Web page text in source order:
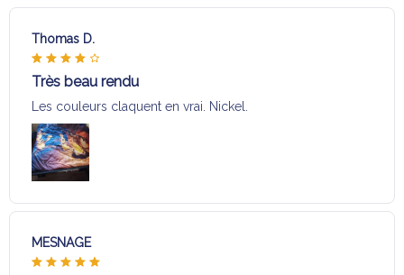
Thomas D.
Très beau rendu
Les couleurs claquent en vrai. Nickel.
MESNAGE